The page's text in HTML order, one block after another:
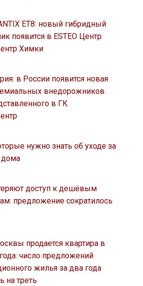
ET8: новый гибридный
появится в ESTEO Центр
Химки
в России появится новая
внедорожников
в ГК
нужно знать об уходе за
доступ к дешёвым
предложение сократилось
продается квартира в
число предложений
жилья за два года
на треть